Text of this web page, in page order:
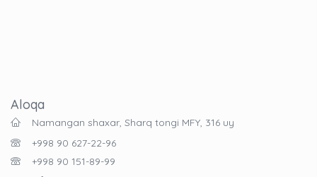
Aloqa
Namangan shaxar, Sharq tongi MFY, 316 uy
+998 90 627-22-96
+998 90 151-89-99